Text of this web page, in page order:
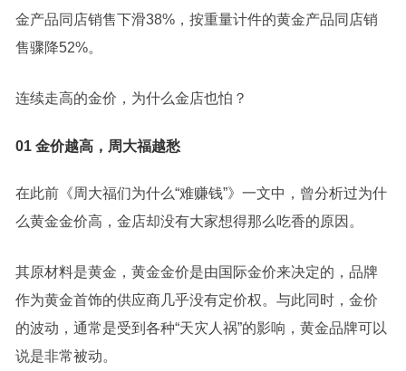
金产品同店销售下滑38%，按重量计件的黄金产品同店销
售骤降52%。
连续走高的金价，为什么金店也怕？
01 金价越高，周大福越愁
在此前《周大福们为什么“难赚钱”》一文中，曾分析过为什
么黄金金价高，金店却没有大家想得那么吃香的原因。
其原材料是黄金，黄金金价是由国际金价来决定的，品牌
作为黄金首饰的供应商几乎没有定价权。与此同时，金价
的波动，通常是受到各种“天灾人祸”的影响，黄金品牌可以
说是非常被动。